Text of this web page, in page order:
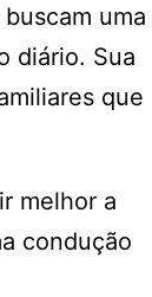
uma
diário. Sua
que
melhor a
condução